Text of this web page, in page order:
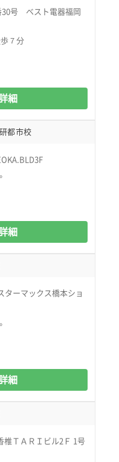
30号 ベスト電器福岡
７分
細
都市校
細
ターマックス橋本ショ
細
椎ＴＡＲＩビル2Ｆ 1号